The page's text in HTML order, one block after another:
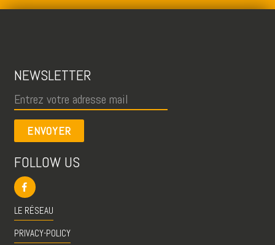
NEWSLETTER
ENVOYER
FOLLOW US
LE RÉSEAU
PRIVACY-POLICY